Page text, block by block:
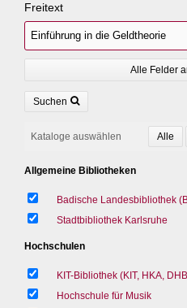
Freitext
Alle Felder
Suchen
Kataloge auswählen
Allgemeine Bibliotheken
Badische Landesbibliothek
Stadtbibliothek Karlsruhe
Hochschulen
KIT-Bibliothek (KIT, HKA,
Hochschule für Musik